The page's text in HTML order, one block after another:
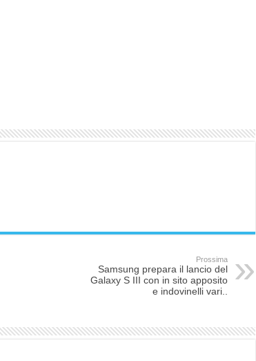
Prossima
Samsung prepara il lancio del
Galaxy S III con in sito apposito
e indovinelli vari..